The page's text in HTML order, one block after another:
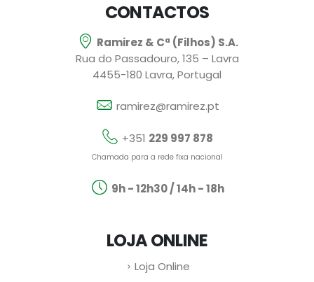
CONTACTOS
Ramirez & Cª (Filhos) S.A.
Rua do Passadouro, 135 – Lavra
4455-180 Lavra, Portugal
ramirez@ramirez.pt
+351 229 997 878
Chamada para a rede fixa nacional
9h - 12h30 / 14h - 18h
LOJA ONLINE
Loja Online